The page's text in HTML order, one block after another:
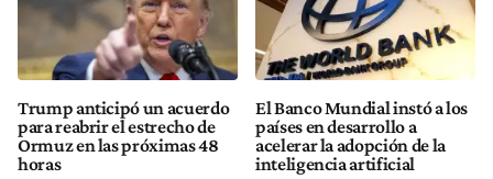
Trump anticipó un acuerdo
para reabrir el estrecho de
Ormuz en las próximas 48
horas
El Banco Mundial instó a los
países en desarrollo a
acelerar la adopción de la
inteligencia artificial